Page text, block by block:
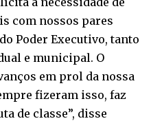
com nossos pares
Poder Executivo, tanto
e municipal. O
em prol da nossa
fizeram isso, faz
de classe”, disse